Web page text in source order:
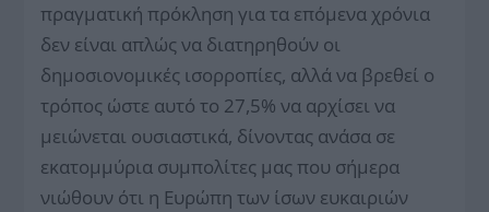
πραγματική πρόκληση για τα επόμενα χρόνια
δεν είναι απλώς να διατηρηθούν οι
δημοσιονομικές ισορροπίες, αλλά να βρεθεί ο
τρόπος ώστε αυτό το 27,5% να αρχίσει να
μειώνεται ουσιαστικά, δίνοντας ανάσα σε
εκατομμύρια συμπολίτες μας που σήμερα
νιώθουν ότι η Ευρώπη των ίσων ευκαιριών